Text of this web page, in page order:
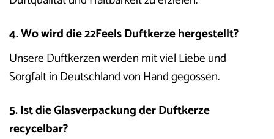
4. Wo wird die 22Feels Duftkerze hergestellt?
Unsere Duftkerzen werden mit viel Liebe und
Sorgfalt in Deutschland von Hand gegossen.
5. Ist die Glasverpackung der Duftkerze
recycelbar?